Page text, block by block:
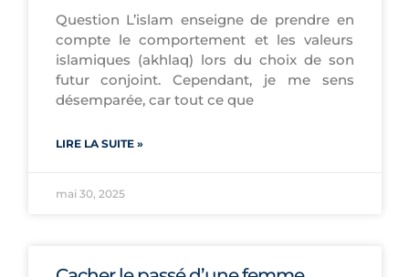
Question L’islam enseigne de prendre en
compte le comportement et les valeurs
islamiques (akhlaq) lors du choix de son
futur conjoint. Cependant, je me sens
désemparée, car tout ce que
LIRE LA SUITE »
mai 30, 2025